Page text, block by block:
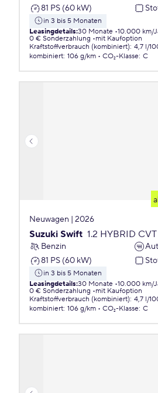
81 PS (60 kW)
in 3 bis 5 Monaten
Leasingdetails:30 Monate 10.000 km/
0 € Sonderzahlung
mit Kaufoption
Kraftstoffverbrauch (kombiniert): 4,7 l/
kombiniert: 106 g/km CO₂-Klasse: C
Neuwagen | 2026
Suzuki Swift 1.2 HYBRID
Benzin
81 PS (60 kW)
in 3 bis 5 Monaten
Leasingdetails:30 Monate 10.000 km/
0 € Sonderzahlung
mit Kaufoption
Kraftstoffverbrauch (kombiniert): 4,7 l/
kombiniert: 106 g/km CO₂-Klasse: C